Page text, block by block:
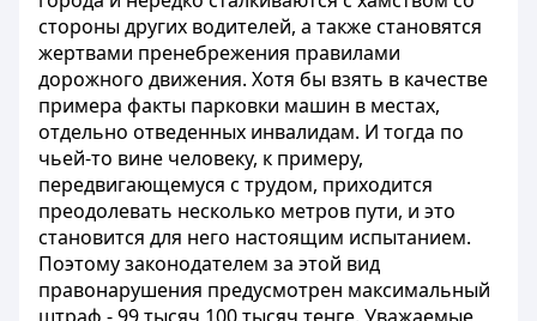
стороны других водителей, а также становятся
жертвами пренебрежения правилами
дорожного движения. Хотя бы взять в качестве
примера факты парковки машин в местах,
отдельно отведенных инвалидам. И тогда по
чьей-то вине человеку, к примеру,
передвигающемуся с трудом, приходится
преодолевать несколько метров пути, и это
становится для него настоящим испытанием.
Поэтому законодателем за этой вид
правонарушения предусмотрен максимальный